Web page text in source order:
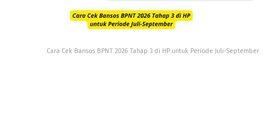
Cara Cek Bansos BPNT 2026 Tahap 3 di HP untuk Periode Juli-September